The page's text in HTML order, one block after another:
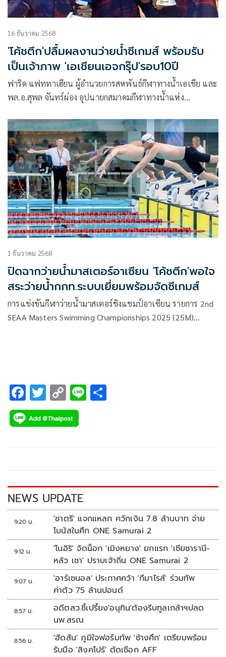
16 ธันวาคม 2568
'โค้ชตึก'ปลื้มผลงานว่ายน้ำซีเกมส์ พร้อมรับ
เป็นเจ้าภาพ 'เอเชียนเอจกรุ๊ป'รอบ10ปี
ฟาริด แฟททาเฮียน ผู้อำนวยการสหพันธ์กีฬาทางน้ำเอเชีย และ
พล.อ.สุพล จันทร์ผ่อง อุปนายกสมาคมกีฬาทางน้ำแห่ง
ว่ายน้ำเอเชียนเอจกรุ๊ป 2026 โดยมี พล.ต.ดร.ธนนท์ แสงนาค
อุปนายกสมาคม และ “โค้ชตึก” นายธนาวิชญ์ โถสกุล เลขาธิการ
สมาคมกีฬาทางน้ำแห่งประเทศไทย เป็นสักขีพยาน ที่สระว่าย
น้ำ กกท.
1 ธันวาคม 2568
ปิดฉากว่ายน้ำมาสเตอร์อาเซียน 'โค้ชตึก'พอใจ
สระว่ายน้ำกกท.ระบบเยี่ยมพร้อมจัดซีเกมส์
การแข่งขันกีฬาว่ายน้ำมาสเตอร์ชิงแชมป์อาเซียน รายการ 2nd
SEAA Masters Swimming Championships 2025 (25M)
F
ac
e
k
T
wi
tt
C
o
p
k
Li
NEWS UPDATE
9:20 น.
'ชาตรี' แจกแหลก ควักเงิน 7.8 ล้านบาท จ่าย
โบนัสในศึก ONE Samurai 2
9:12 น.
'โนอิริ' จัดน็อก 'เมิงหยาง' ยกแรก 'เซียซารานี-
หลัว เชา' ปราบเจ้าถิ่น ONE Samurai 2
9:07 น.
'อาร์เซนอล' ประกาศคว้า 'กีมาไรส์' ร่วมทัพ
ค่าตัว 75 ล้านปอนด์
8:57 น.
อดีตสว.ชี้เปรี้ยง'อนุทิน'ต้องรีบทูลเกล้าฯปลด
นพ.สรณ
8:56 น.
'ฮัดสัน' ภูมิใจฟอร์มทัพ 'ช้างศึก' เตรียมพร้อม
รับมือ 'สิงคโปร์' ตัดเชือก AFF